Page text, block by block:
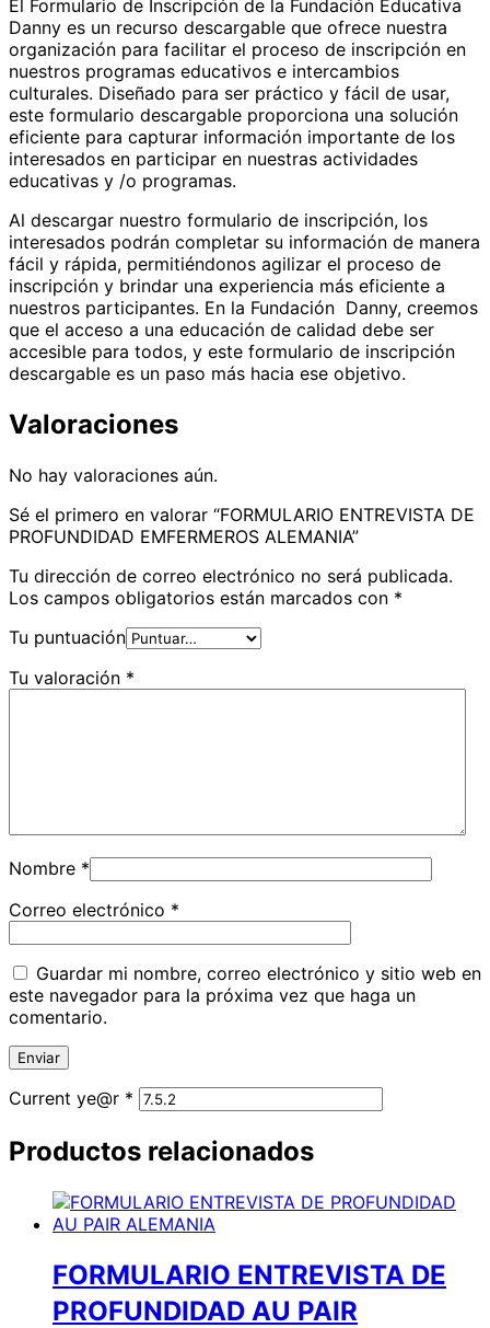
El Formulario de Inscripción de la Fundación Educativa
Danny es un recurso descargable que ofrece nuestra
organización para facilitar el proceso de inscripción en
nuestros programas educativos e intercambios
culturales. Diseñado para ser práctico y fácil de usar,
este formulario descargable proporciona una solución
eficiente para capturar información importante de los
interesados en participar en nuestras actividades
educativas y /o programas.
Al descargar nuestro formulario de inscripción, los
interesados podrán completar su información de manera
fácil y rápida, permitiéndonos agilizar el proceso de
inscripción y brindar una experiencia más eficiente a
nuestros participantes. En la Fundación Danny, creemos
que el acceso a una educación de calidad debe ser
accesible para todos, y este formulario de inscripción
descargable es un paso más hacia ese objetivo.
Valoraciones
No hay valoraciones aún.
Sé el primero en valorar “FORMULARIO ENTREVISTA DE
PROFUNDIDAD EMFERMEROS ALEMANIA”
Tu dirección de correo electrónico no será publicada.
Los campos obligatorios están marcados con *
Tu puntuación
Tu valoración *
Nombre *
Correo electrónico *
Guardar mi nombre, correo electrónico y sitio web en
este navegador para la próxima vez que haga un
comentario.
Current ye@r *
Productos relacionados
FORMULARIO ENTREVISTA DE
PROFUNDIDAD AU PAIR